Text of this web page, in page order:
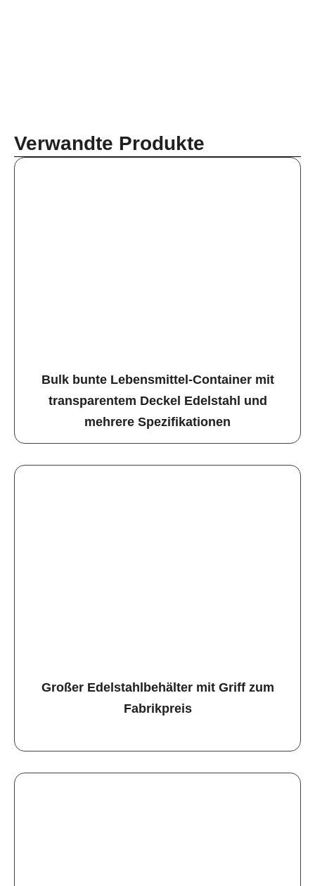
Verwandte Produkte
Bulk bunte Lebensmittel-Container mit
transparentem Deckel Edelstahl und
mehrere Spezifikationen
Großer Edelstahlbehälter mit Griff zum
Fabrikpreis